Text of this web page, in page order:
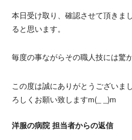
本日受け取り、確認させて頂きま
ると思います。
毎度の事ながらその職人技には驚
この度は誠にありがとうございま
ろしくお願い致しますm(_ _)m
洋服の病院 担当者からの返信